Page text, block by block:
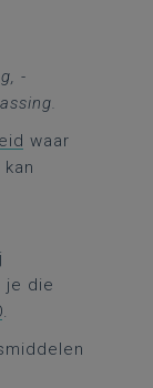
-
waar
je die
.